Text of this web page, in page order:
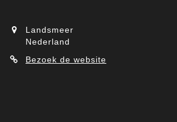
Landsmeer
Nederland
Bezoek de website